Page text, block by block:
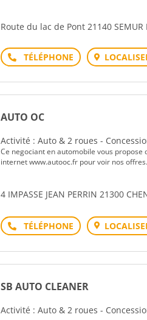
Route du lac de Pont 21140 SEMUR
Téléphone
AUTO OC
Activité : Auto & 2 roues -
Ce negociant en automobile vous
internet www.autooc.fr pour voir nos offres.
4 IMPASSE JEAN PERRIN 21300
Téléphone
SB AUTO CLEANER
Activité : Auto & 2 roues -